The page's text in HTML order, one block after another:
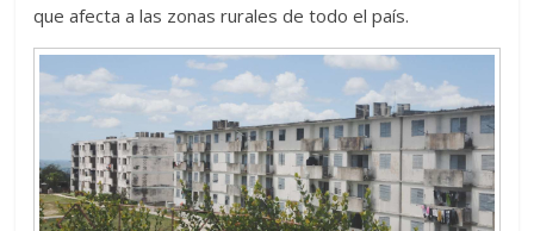
que afecta a las zonas rurales de todo el país.